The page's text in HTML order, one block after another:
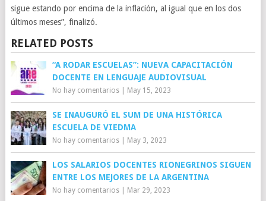
sigue estando por encima de la inflación, al igual que en los dos
últimos meses”, finalizó.
RELATED POSTS
“A RODAR ESCUELAS”: NUEVA CAPACITACIÓN
DOCENTE EN LENGUAJE AUDIOVISUAL
No hay comentarios| May 15, 2023
SE INAUGURÓ EL SUM DE UNA HISTÓRICA
ESCUELA DE VIEDMA
No hay comentarios| May 3, 2023
LOS SALARIOS DOCENTES RIONEGRINOS SIGUEN
ENTRE LOS MEJORES DE LA ARGENTINA
No hay comentarios| Mar 29, 2023